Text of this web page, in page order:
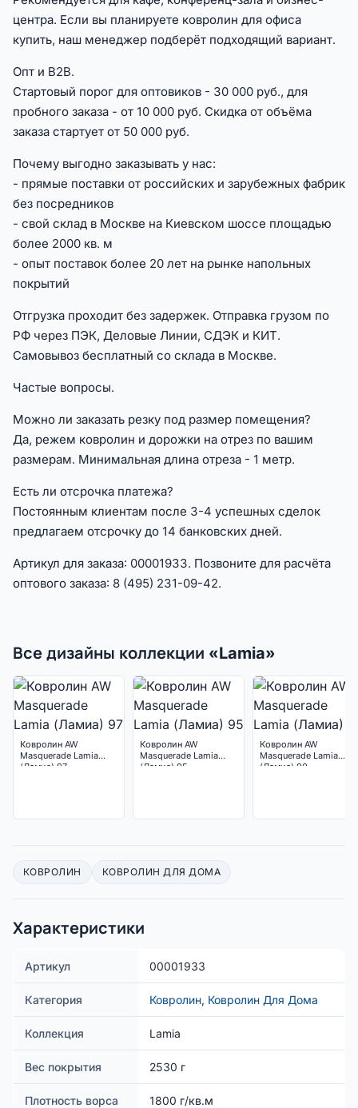
центра. Если вы планируете ковролин для офиса
купить, наш менеджер подберёт подходящий вариант.
Опт и B2B.
Стартовый порог для оптовиков - 30 000 руб., для
пробного заказа - от 10 000 руб. Скидка от объёма
заказа стартует от 50 000 руб.
Почему выгодно заказывать у нас:
- прямые поставки от российских и зарубежных фабрик
без посредников
- свой склад в Москве на Киевском шоссе площадью
более 2000 кв. м
- опыт поставок более 20 лет на рынке напольных
покрытий
Отгрузка проходит без задержек. Отправка грузом по
РФ через ПЭК, Деловые Линии, СДЭК и КИТ.
Самовывоз бесплатный со склада в Москве.
Частые вопросы.
Можно ли заказать резку под размер помещения?
Да, режем ковролин и дорожки на отрез по вашим
размерам. Минимальная длина отреза - 1 метр.
Есть ли отсрочка платежа?
Постоянным клиентам после 3-4 успешных сделок
предлагаем отсрочку до 14 банковских дней.
Артикул для заказа: 00001933. Позвоните для расчёта
оптового заказа: 8 (495) 231-09-42.
Все дизайны коллекции «Lamia»
Ковролин AW
Masquerade Lamia
(Ламиа) 97
Ковролин AW
Masquerade Lamia
(Ламиа) 95
Ковролин AW
Masquerade Lamia
(Ламиа) 90
КОВРОЛИН КОВРОЛИН ДЛЯ ДОМА
Характеристики
Артикул 00001933
Категория Ковролин, Ковролин Для Дома
Коллекция Lamia
Вес покрытия 2530 г
Плотность ворса 1800 г/кв.м